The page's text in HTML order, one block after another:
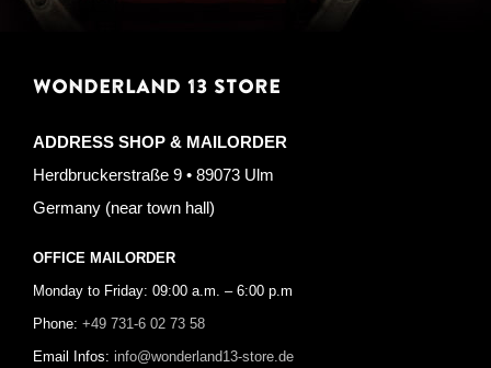
WONDERLAND 13 STORE
ADDRESS SHOP & MAILORDER
Herdbruckerstraße 9 • 89073 Ulm
Germany (near town hall)
OFFICE MAILORDER
Monday to Friday: 09:00 a.m. – 6:00 p.m
Phone: +49 731-6 02 73 58
Email Infos: info@wonderland13-store.de